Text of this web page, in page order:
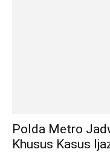
Polda Metro
Khusus Kasus